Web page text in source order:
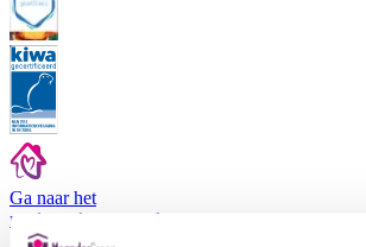
Ga naar het
medewerkers
portaal